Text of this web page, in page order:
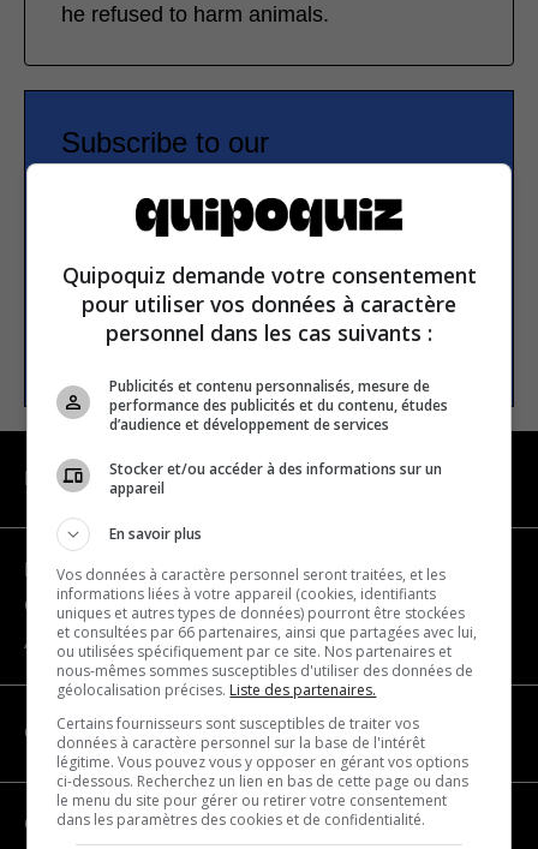
he refused to harm animals.
Subscribe to our
newsletter
NAVIGATION
Become a partner
Contact us
About us
CATEGORIES
Geography
Quipoquiz demande votre consentement
pour utiliser vos données à caractère
personnel dans les cas suivants :
Publicités et contenu personnalisés, mesure de
performance des publicités et du contenu, études
d’audience et développement de services
Stocker et/ou accéder à des informations sur un
appareil
En savoir plus
Vos données à caractère personnel seront traitées, et les
informations liées à votre appareil (cookies, identifiants
uniques et autres types de données) pourront être stockées
et consultées par 66 partenaires, ainsi que partagées avec lui,
ou utilisées spécifiquement par ce site. Nos partenaires et
nous-mêmes sommes susceptibles d'utiliser des données de
géolocalisation précises. Liste des partenaires.
Certains fournisseurs sont susceptibles de traiter vos
données à caractère personnel sur la base de l'intérêt
légitime. Vous pouvez vous y opposer en gérant vos options
ci-dessous. Recherchez un lien en bas de cette page ou dans
le menu du site pour gérer ou retirer votre consentement
dans les paramètres des cookies et de confidentialité.